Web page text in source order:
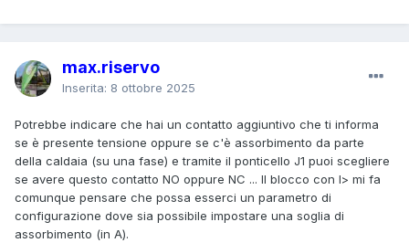
max.riservo
Inserita: 8 ottobre 2025
Potrebbe indicare che hai un contatto aggiuntivo che ti informa
se è presente tensione oppure se c'è assorbimento da parte
della caldaia (su una fase) e tramite il ponticello J1 puoi scegliere
se avere questo contatto NO oppure NC ... Il blocco con I> mi fa
comunque pensare che possa esserci un parametro di
configurazione dove sia possibile impostare una soglia di
assorbimento (in A).